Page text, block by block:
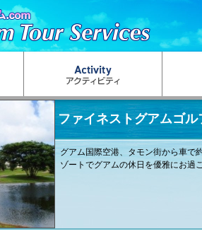
ファイネストグアムゴ
グアム国際空港、タモン街から車で
ゾートでグアムの休日を優雅にお過